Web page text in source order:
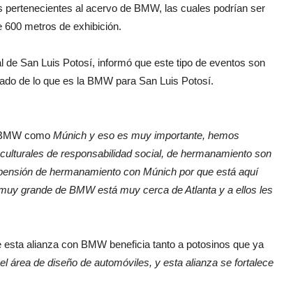
al acervo de BMW, las cuales podrían ser
600 metros de exhibición.
de San Luis Potosí, informó que este tipo de eventos son
de lo que es la BMW para San Luis Potosí.
como Múnich y eso es muy importante, hemos
de responsabilidad social, de hermanamiento son
de hermanamiento con Múnich por que está aquí
grande de BMW está muy cerca de Atlanta y a ellos les
alianza con BMW beneficia tanto a potosinos que ya
área de diseño de automóviles, y esta alianza se fortalece